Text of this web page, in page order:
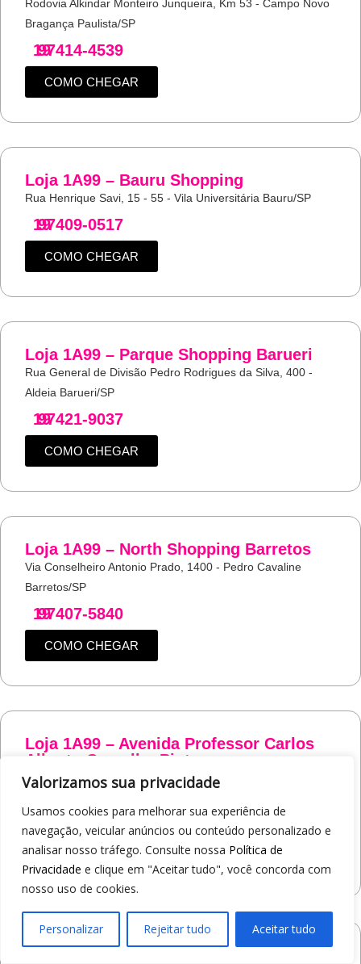
Valorizamos sua privacidade
Usamos cookies para melhorar sua experiência de
navegação, veicular anúncios ou conteúdo personalizado e
analisar nosso tráfego. Consulte nossa Política de
Privacidade e clique em "Aceitar tudo", você concorda com
nosso uso de cookies.
Personalizar Rejeitar tudo Aceitar tudo
Rodovia Alkindar Monteiro Junqueira, Km 53 - Campo Novo
Bragança Paulista/SP
19
97414-4539
COMO CHEGAR
Loja 1A99 – Bauru Shopping
Rua Henrique Savi, 15 - 55 - Vila Universitária Bauru/SP
19
97409-0517
COMO CHEGAR
Loja 1A99 – Parque Shopping Barueri
Rua General de Divisão Pedro Rodrigues da Silva, 400 -
Aldeia Barueri/SP
19
97421-9037
COMO CHEGAR
Loja 1A99 – North Shopping Barretos
Via Conselheiro Antonio Prado, 1400 - Pedro Cavaline
Barretos/SP
19
97407-5840
COMO CHEGAR
Loja 1A99 – Avenida Professor Carlos
Alberto Carvalho Pinto
Av. Professor Carlos Alberto Carvalho Pinto, 464 - Alvinópolis
19
97405-8547
COMO CHEGAR